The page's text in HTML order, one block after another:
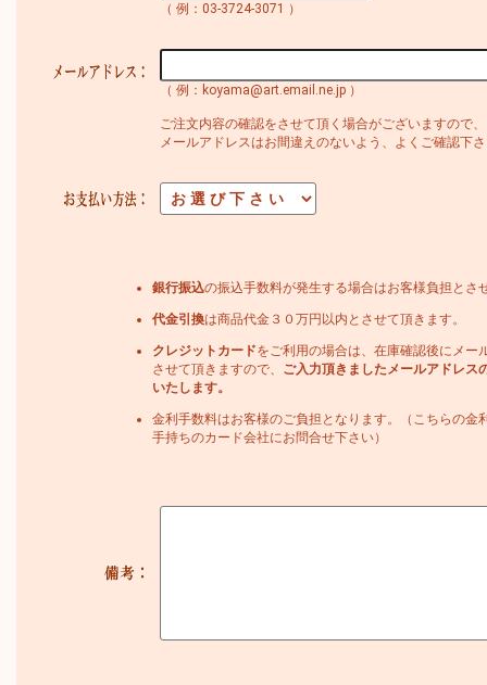
（ 例：03-3724-3071 ）
（ 例：koyama@art.email.ne.jp ）
ご注文内容の確認をさせて頂く場合がございますので、
メールアドレスはお間違えのないよう、よくご確認下
銀行振込の振込手数料が発生する場合はお客様負担とさ
代金引換は商品代金３０万円以内とさせて頂きます。
クレジットカードをご利用の場合は、在庫確認後にメー
させて頂きますので、
ご入力頂きましたメールアドレス
いたします。
金利手数料はお客様のご負担となります。（こちらの金
手持ちのカード会社にお問合せ下さい）